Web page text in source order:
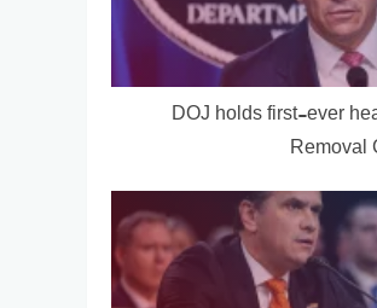
DOJ holds first-ever
Removal